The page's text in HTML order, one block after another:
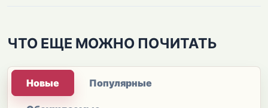
ЧТО ЕЩЕ МОЖНО ПОЧИТАТЬ
Новые Популярные